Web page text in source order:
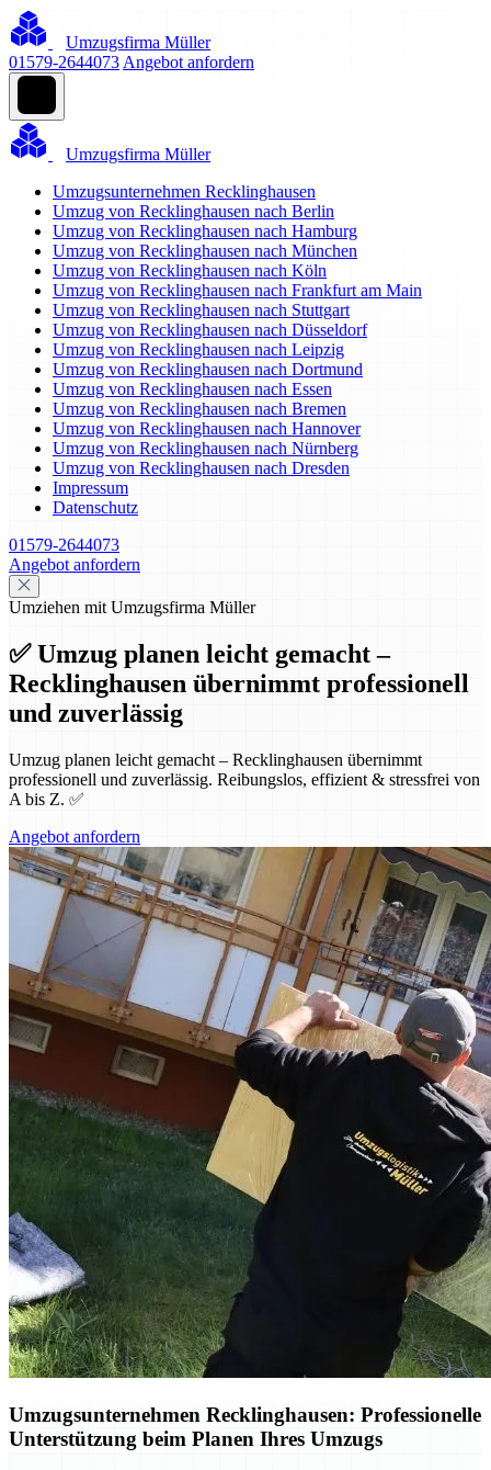
Umzugsfirma Müller
01579-2644073 Angebot anfordern
Umzugsfirma Müller
Umzugsunternehmen Recklinghausen
Umzug von Recklinghausen nach Berlin
Umzug von Recklinghausen nach Hamburg
Umzug von Recklinghausen nach München
Umzug von Recklinghausen nach Köln
Umzug von Recklinghausen nach Frankfurt am Main
Umzug von Recklinghausen nach Stuttgart
Umzug von Recklinghausen nach Düsseldorf
Umzug von Recklinghausen nach Leipzig
Umzug von Recklinghausen nach Dortmund
Umzug von Recklinghausen nach Essen
Umzug von Recklinghausen nach Bremen
Umzug von Recklinghausen nach Hannover
Umzug von Recklinghausen nach Nürnberg
Umzug von Recklinghausen nach Dresden
Impressum
Datenschutz
01579-2644073
Angebot anfordern
Umziehen mit Umzugsfirma Müller
✅ Umzug planen leicht gemacht –
Recklinghausen übernimmt professionell
und zuverlässig
Umzug planen leicht gemacht – Recklinghausen übernimmt
professionell und zuverlässig. Reibungslos, effizient & stressfrei von
A bis Z. ✅
Angebot anfordern
Umzugsunternehmen Recklinghausen: Professionelle
Unterstützung beim Planen Ihres Umzugs